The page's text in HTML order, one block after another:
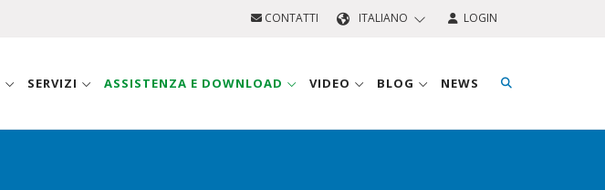
CONTATTI ITALIANO LOGIN
SERVIZI ASSISTENZA E DOWNLOAD VIDEO BLOG NEWS